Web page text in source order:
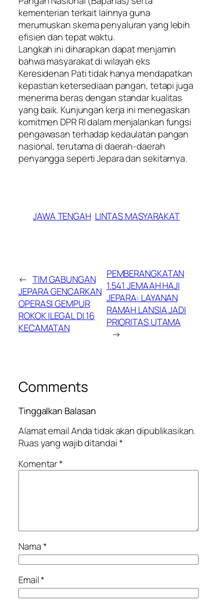
kementerian terkait lainnya guna
merumuskan skema penyaluran yang lebih
efisien dan tepat waktu.
​Langkah ini diharapkan dapat menjamin
bahwa masyarakat di wilayah eks
Keresidenan Pati tidak hanya mendapatkan
kepastian ketersediaan pangan, tetapi juga
menerima beras dengan standar kualitas
yang baik. Kunjungan kerja ini menegaskan
komitmen DPR RI dalam menjalankan fungsi
pengawasan terhadap kedaulatan pangan
nasional, terutama di daerah-daerah
penyangga seperti Jepara dan sekitarnya.
JAWA TENGAH LINTAS MASYARAKAT
← TIM GABUNGAN
JEPARA GENCARKAN
OPERASI GEMPUR
ROKOK ILEGAL DI 16
KECAMATAN
PEMBERANGKATAN
1.541 JEMAAH HAJI
JEPARA: LAYANAN
RAMAH LANSIA JADI
PRIORITAS UTAMA
→
Comments
Tinggalkan Balasan
Alamat email Anda tidak akan dipublikasikan.
Ruas yang wajib ditandai*
Komentar*
Nama*
Email*